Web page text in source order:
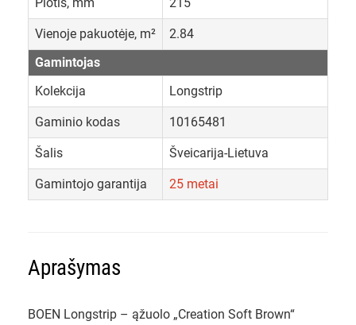
Vienoje pakuotėje, m²
2.84
Gamintojas
Kolekcija
Longstrip
Gaminio kodas 10165481
Šalis Šveicarija-Lietuva
Gamintojo garantija 25 metai
Aprašymas
BOEN Longstrip – ąžuolo „Creation Soft Brown“